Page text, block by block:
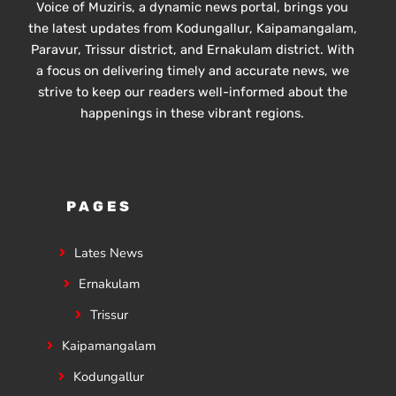
Voice of Muziris, a dynamic news portal, brings you
the latest updates from Kodungallur, Kaipamangalam,
Paravur, Trissur district, and Ernakulam district. With
a focus on delivering timely and accurate news, we
strive to keep our readers well-informed about the
happenings in these vibrant regions.
PAGES
Lates News
Ernakulam
Trissur
Kaipamangalam
Kodungallur